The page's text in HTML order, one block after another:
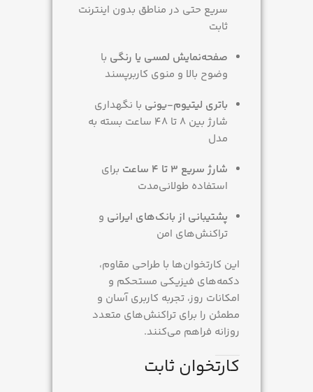
سریع حتی در مناطق بدون اینترنت
ثابت
صفحه‌نمایش لمسی یا رنگی با
وضوح بالا و منوی کاربرپسند
باتری لیتیوم-یونی با نگهداری
شارژ بین 8 تا 48 ساعت بسته به
مدل
شارژ سریع 3 تا 4 ساعت
برای
استفاده طولانی‌مدت
پشتیبانی از بانک‌های ایرانی و
تراکنش‌های امن
این کارتخوان‌ها با طراحی مقاوم،
دکمه‌های فیزیکی مستحکم و
امکانات روز، تجربه کاربری آسان و
مطمئن را برای تراکنش‌های متعدد
روزانه فراهم می‌کنند.
کارتخوان ثابت